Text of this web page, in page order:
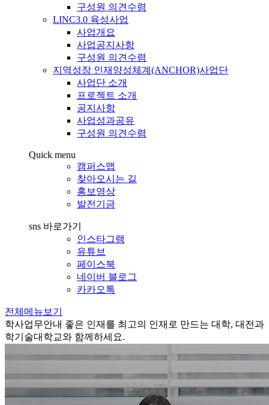
구성원 의견수렴
LINC3.0 육성사업
사업개요
사업공지사항
구성원 의견수렴
지역성장 인재양성체계(ANCHOR)사업단
사업단 소개
프로젝트 소개
공지사항
사업성과공유
구성원 의견수렴
Quick menu
캠퍼스맵
찾아오시는 길
홍보영상
발전기금
sns 바로가기
인스타그램
유튜브
페이스북
네이버 블로그
카카오톡
전체메뉴보기
학사업무안내 좋은 인재를 최고의 인재로 만드는 대학, 대전과
학기술대학교와 함께하세요.